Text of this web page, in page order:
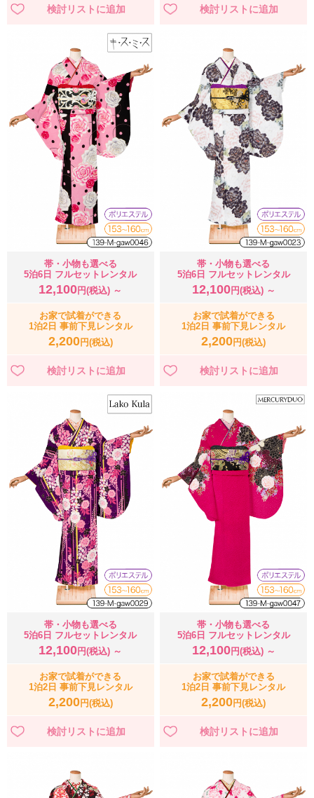
帯・小物も選べる
5泊6日 フルセットレンタル
12,100円(税込) ～
お家で試着ができる
1泊2日 事前下見レンタル
2,200円(税込)
帯・小物も選べる
5泊6日 フルセットレンタル
12,100円(税込) ～
お家で試着ができる
1泊2日 事前下見レンタル
2,200円(税込)
帯・小物も選べる
5泊6日 フルセットレンタル
12,100 円(税込) ～
お家で試着ができる
1泊2日 事前下見レンタル
2,200円(税込)
帯・小物も選べる
5泊6日 フルセットレンタル
12,100円(税込) ～
お家で試着ができる
1泊2日 事前下見レンタル
2,200円(税込)